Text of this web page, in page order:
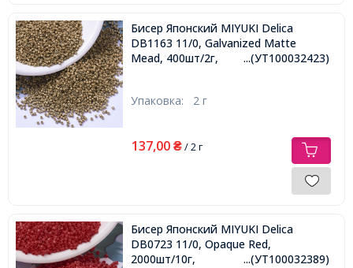
Бисер Японский MIYUKI Delica
DB1163 11/0, Galvanized Matte
Mead, 400шт/2г,
...(УТ100032423)
Упаковка: 2 г
137,00 ₴/ 2 г
Бисер Японский MIYUKI Delica
DB0723 11/0, Opaque Red,
2000шт/10г,
...(УТ100032389)